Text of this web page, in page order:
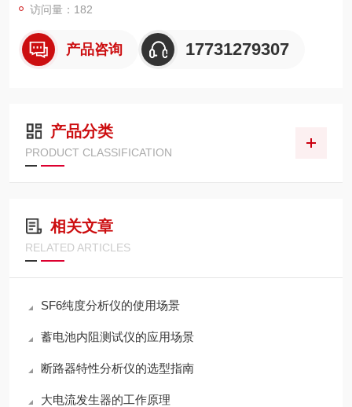
访问量：182
产品咨询 17731279307
产品分类
PRODUCT CLASSIFICATION
相关文章
RELATED ARTICLES
SF6纯度分析仪的使用场景
蓄电池内阻测试仪的应用场景
断路器特性分析仪的选型指南
大电流发生器的工作原理